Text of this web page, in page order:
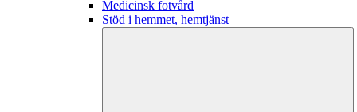
Medicinsk fotvård
Stöd i hemmet, hemtjänst